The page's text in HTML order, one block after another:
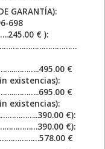
GARANTÍA):
698
€ ):
€
existencias):
€
existencias):
€):
€):
€